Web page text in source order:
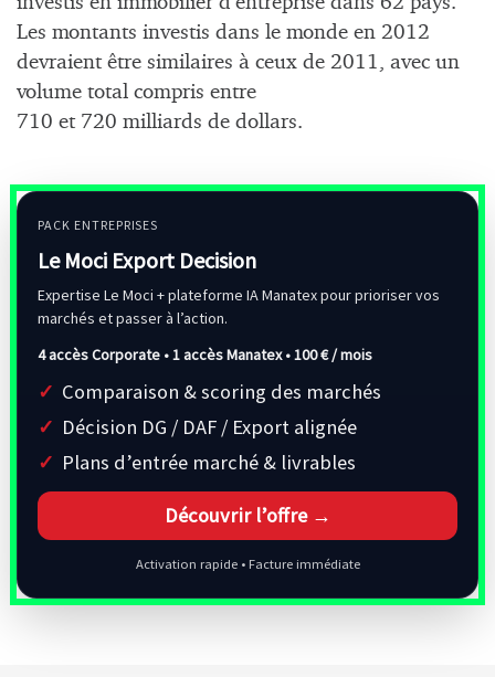
Les montants investis dans le monde en 2012
devraient être similaires à ceux de 2011, avec un
volume total compris entre
710 et 720 milliards de dollars.
PACK ENTREPRISES
Le Moci Export Decision
Expertise Le Moci + plateforme IA Manatex pour prioriser vos
marchés et passer à l’action.
4 accès Corporate • 1 accès Manatex •100 € / mois
Comparaison & scoring des marchés
Décision DG / DAF / Export alignée
Plans d’entrée marché & livrables
Découvrir l’offre →
Activation rapide • Facture immédiate